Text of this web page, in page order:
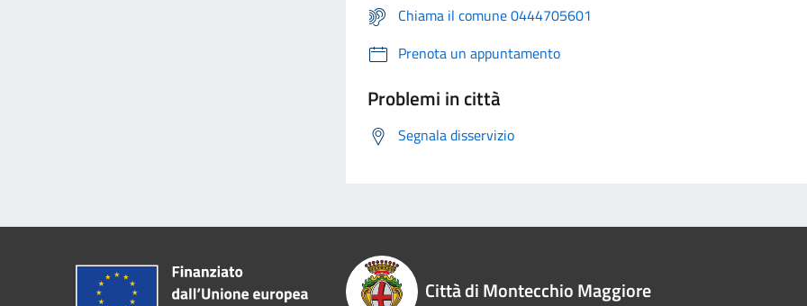
Chiama il comune 0444705601
Prenota un appuntamento
Problemi in città
Segnala disservizio
Città di Montecchio Maggiore